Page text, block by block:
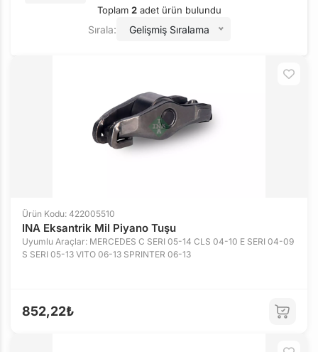
Toplam 2adet ürün bulundu
Sırala: Gelişmiş Sıralama
Ürün Kodu: 422005510
INA Eksantrik Mil Piyano Tuşu
Uyumlu Araçlar: MERCEDES C SERI 05-14 CLS 04-10 E SERI 04-09
S SERI 05-13 VITO 06-13 SPRINTER 06-13
852,22₺